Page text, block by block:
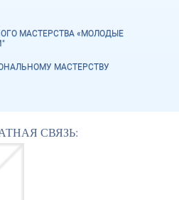
МАСТЕРСТВА «МОЛОДЫЕ
МАСТЕРСТВУ
СВЯЗЬ: